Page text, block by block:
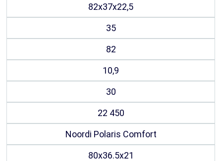
82х37х22,5
35
82
10,9
30
22 450
Noordi Polaris Comfort
80х36.5х21